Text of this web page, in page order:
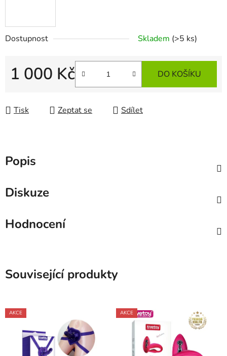
Dostupnost Skladem (>5 ks)
1 000 Kč DO KOŠÍKU
Tisk Zeptat se Sdílet
Popis
Diskuze
Hodnocení
Související produkty
AKCE AKCE